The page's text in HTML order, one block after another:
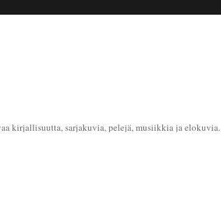
kirjallisuutta, sarjakuvia, pelejä, musiikkia ja elokuvia.